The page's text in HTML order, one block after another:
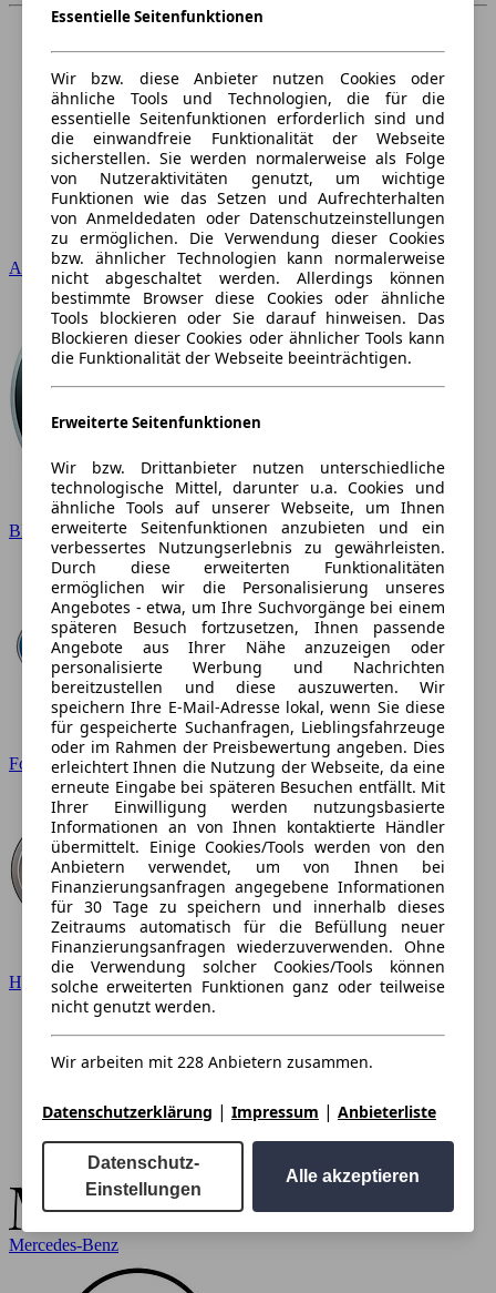
Audi
BMW
Ford
Hyundai
Mercedes-Benz
Essentielle Seitenfunktionen
Wir bzw. diese Anbieter nutzen Cookies oder
ähnliche Tools und Technologien, die für die
essentielle Seitenfunktionen erforderlich sind und
die einwandfreie Funktionalität der Webseite
sicherstellen. Sie werden normalerweise als Folge
von Nutzeraktivitäten genutzt, um wichtige
Funktionen wie das Setzen und Aufrechterhalten
von Anmeldedaten oder Datenschutzeinstellungen
zu ermöglichen. Die Verwendung dieser Cookies
bzw. ähnlicher Technologien kann normalerweise
nicht abgeschaltet werden. Allerdings können
bestimmte Browser diese Cookies oder ähnliche
Tools blockieren oder Sie darauf hinweisen. Das
Blockieren dieser Cookies oder ähnlicher Tools kann
die Funktionalität der Webseite beeinträchtigen.
Erweiterte Seitenfunktionen
Wir bzw. Drittanbieter nutzen unterschiedliche
technologische Mittel, darunter u.a. Cookies und
ähnliche Tools auf unserer Webseite, um Ihnen
erweiterte Seitenfunktionen anzubieten und ein
verbessertes Nutzungserlebnis zu gewährleisten.
Durch diese erweiterten Funktionalitäten
ermöglichen wir die Personalisierung unseres
Angebotes - etwa, um Ihre Suchvorgänge bei einem
späteren Besuch fortzusetzen, Ihnen passende
Angebote aus Ihrer Nähe anzuzeigen oder
personalisierte Werbung und Nachrichten
bereitzustellen und diese auszuwerten. Wir
speichern Ihre E-Mail-Adresse lokal, wenn Sie diese
für gespeicherte Suchanfragen, Lieblingsfahrzeuge
oder im Rahmen der Preisbewertung angeben. Dies
erleichtert Ihnen die Nutzung der Webseite, da eine
erneute Eingabe bei späteren Besuchen entfällt. Mit
Ihrer Einwilligung werden nutzungsbasierte
Informationen an von Ihnen kontaktierte Händler
übermittelt. Einige Cookies/Tools werden von den
Anbietern verwendet, um von Ihnen bei
Finanzierungsanfragen angegebene Informationen
für 30 Tage zu speichern und innerhalb dieses
Zeitraums automatisch für die Befüllung neuer
Finanzierungsanfragen wiederzuverwenden. Ohne
die Verwendung solcher Cookies/Tools können
solche erweiterten Funktionen ganz oder teilweise
nicht genutzt werden.
Wir arbeiten mit 228 Anbietern zusammen.
Datenschutzerklärung | Impressum | Anbieterliste
Datenschutz-
Einstellungen
Alle akzeptieren